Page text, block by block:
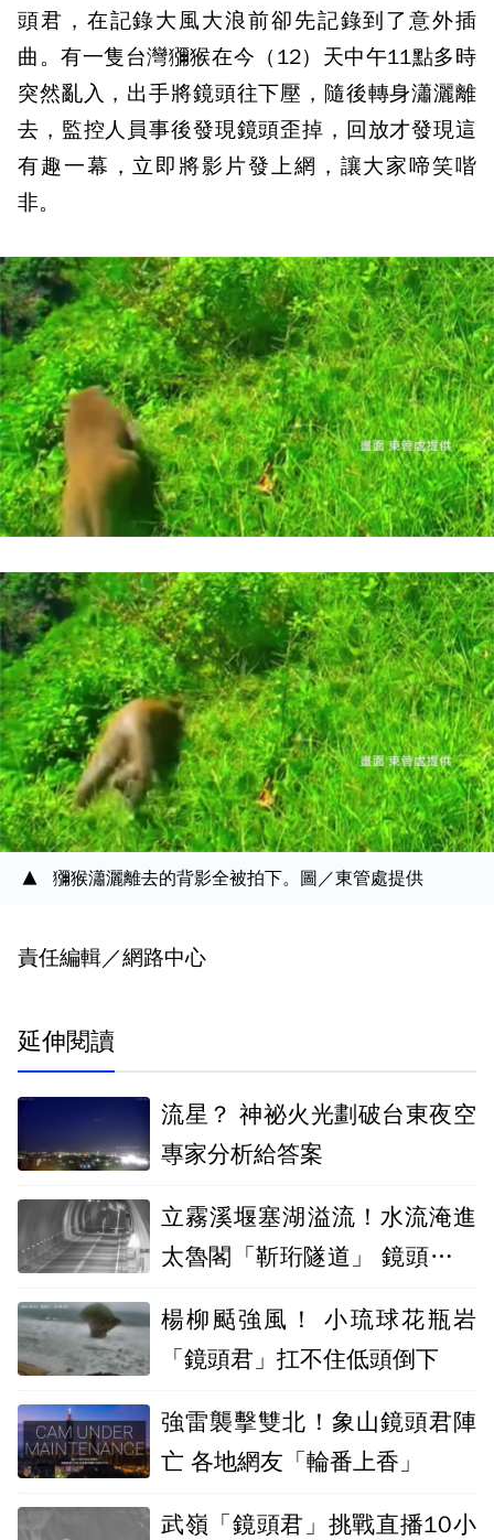
頭君，在記錄大風大浪前卻先記錄到了意外插
曲。有一隻台灣獼猴在今（12）天中午11點多時
突然亂入，出手將鏡頭往下壓，隨後轉身瀟灑離
去，監控人員事後發現鏡頭歪掉，回放才發現這
有趣一幕，立即將影片發上網，讓大家啼笑喈
非。
獼猴瀟灑離去的背影全被拍下。圖／東管處提供
責任編輯／網路中心
延伸閱讀
流星？ 神祕火光劃破台東夜空
專家分析給答案
立霧溪堰塞湖溢流！水流淹進
太魯閣「靳珩隧道」 鏡頭君陣
楊柳颳強風！ 小琉球花瓶岩
「鏡頭君」扛不住低頭倒下
強雷襲擊雙北！象山鏡頭君陣
亡 各地網友「輪番上香」
武嶺「鏡頭君」挑戰直播10小